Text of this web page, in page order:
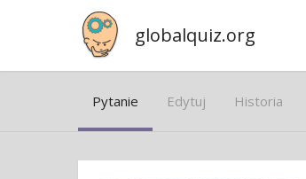
globalquiz.org
Pytanie Edytuj Historia